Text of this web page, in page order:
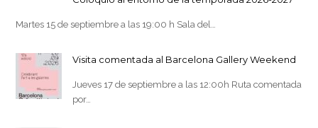
Martes 15 de septiembre a las 19:00 h Sala del…
Visita comentada al Barcelona Gallery Weekend
Jueves 17 de septiembre a las 12:00h Ruta comentada
por…